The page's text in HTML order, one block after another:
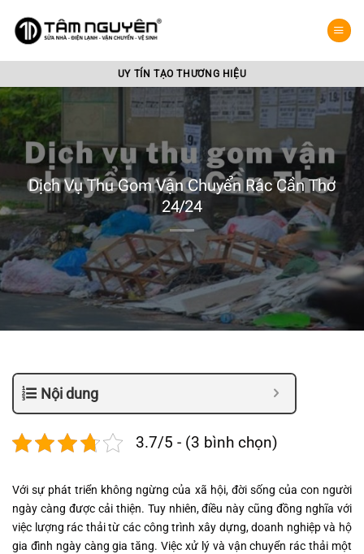
qua
dung
UY TÍN TẠO THƯƠNG HIỆU
Dịch Vụ Thu Gom Vận Chuyển Rác Cần Thơ
24/24
Nội dung
3.7/5 - (3 bình chọn)
Với sự phát triển không ngừng của xã hội, đời sống của con người
ngày càng được cải thiện. Tuy nhiên, điều này cũng đồng nghĩa với
việc lượng rác thải từ các công trình xây dựng, doanh nghiệp và hộ
gia đình ngày càng gia tăng. Việc xử lý và vận chuyển rác thải một